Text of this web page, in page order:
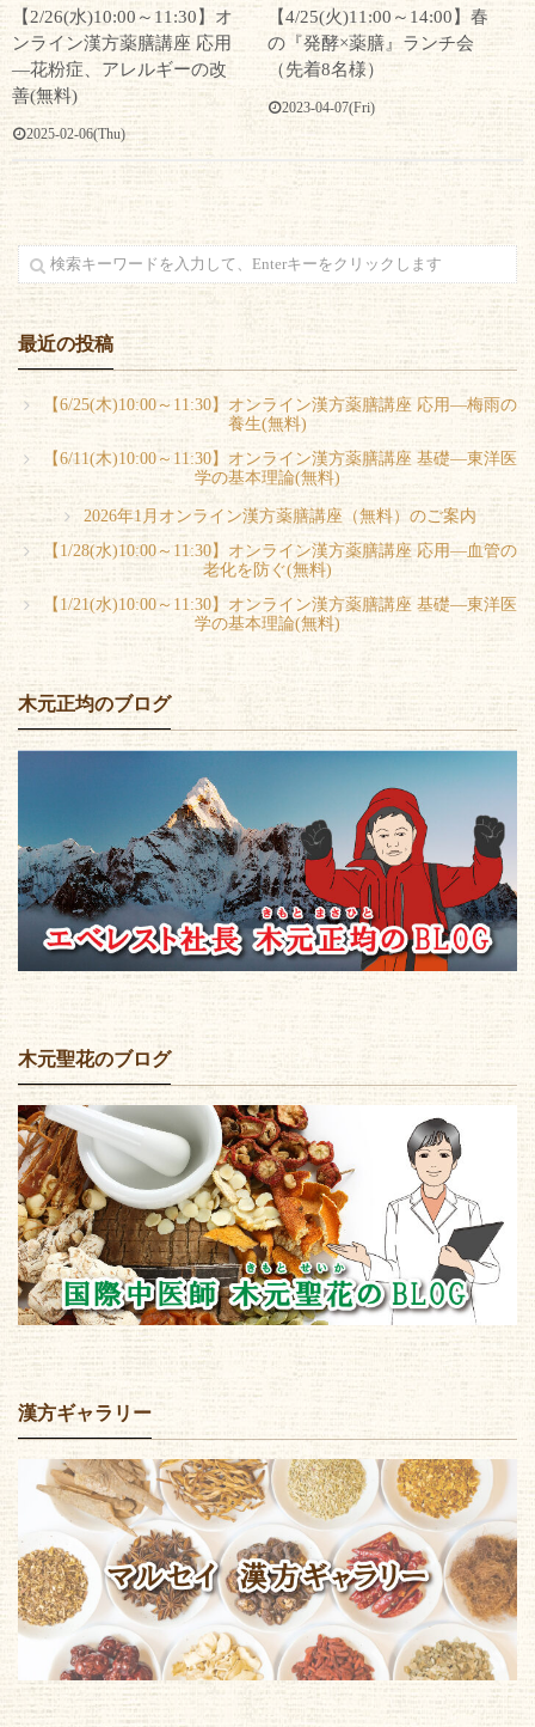
【2/26(水)10:00～11:30】オ
ンライン漢方薬膳講座 応用
―花粉症、アレルギーの改
善(無料)
2025-02-06(Thu)
【4/25(火)11:00～14:00】春
の『発酵×薬膳』ランチ会
（先着8名様）
2023-04-07(Fri)
最近の投稿
【6/25(木)10:00～11:30】オンライン漢方薬膳講座 応用―梅雨の
養生(無料)
【6/11(木)10:00～11:30】オンライン漢方薬膳講座 基礎―東洋医
学の基本理論(無料)
2026年1月オンライン漢方薬膳講座（無料）のご案内
【1/28(水)10:00～11:30】オンライン漢方薬膳講座 応用―血管の
老化を防ぐ(無料)
【1/21(水)10:00～11:30】オンライン漢方薬膳講座 基礎―東洋医
学の基本理論(無料)
木元正均のブログ
木元聖花のブログ
漢方ギャラリー